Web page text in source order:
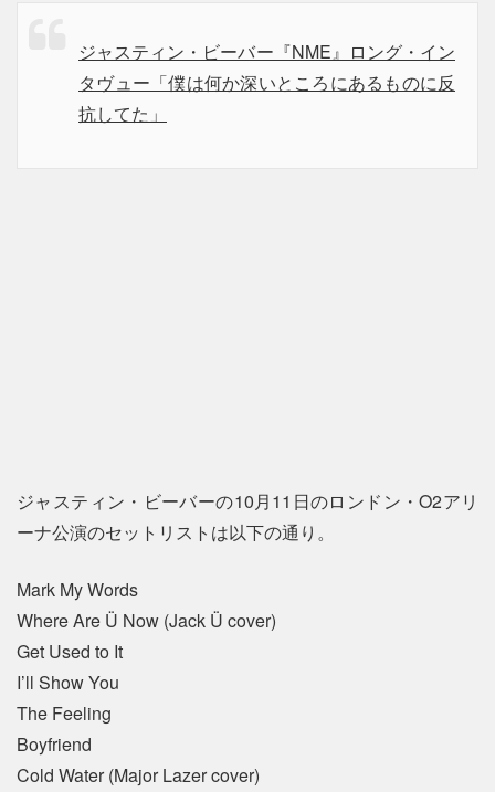
ジャスティン・ビーバー『NME』ロング・イン
タヴュー「僕は何か深いところにあるものに反
抗してた」
ジャスティン・ビーバーの10月11日のロンドン・O2アリ
ーナ公演のセットリストは以下の通り。
Mark My Words
Where Are Ü Now (Jack Ü cover)
Get Used to It
I’ll Show You
The Feeling
Boyfriend
Cold Water (Major Lazer cover)